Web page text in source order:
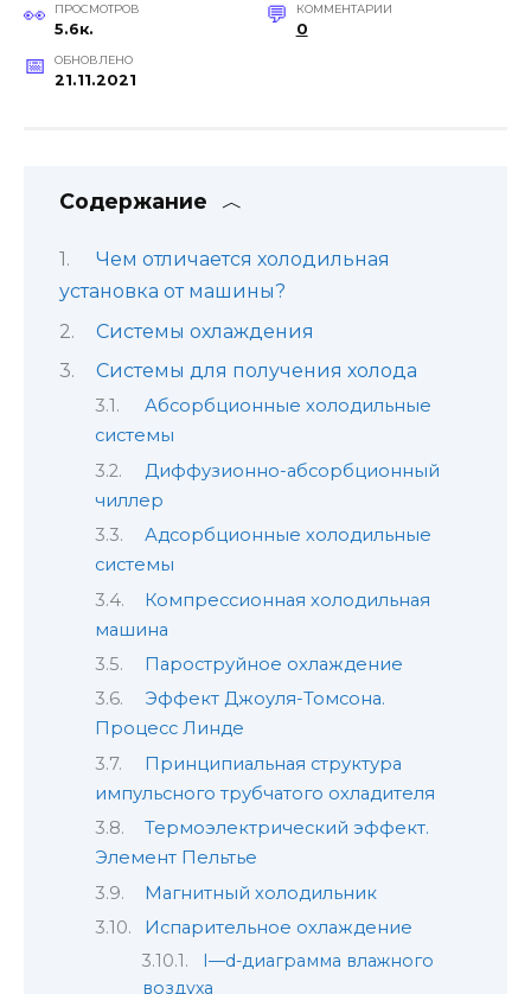
ПРОСМОТРОВ
5.6к.
КОММЕНТАРИИ
0
ОБНОВЛЕНО
21.11.2021
Содержание
Чем отличается холодильная
установка от машины?
Системы охлаждения
Системы для получения холода
Абсорбционные холодильные
системы
Диффузионно-абсорбционный
чиллер
Адсорбционные холодильные
системы
Компрессионная холодильная
машина
Пароструйное охлаждение
Эффект Джоуля-Томсона.
Процесс Линде
Принципиальная структура
импульсного трубчатого охладителя
Термоэлектрический эффект.
Элемент Пельтье
Магнитный холодильник
Испарительное охлаждение
I—d-диаграмма влажного
воздуха